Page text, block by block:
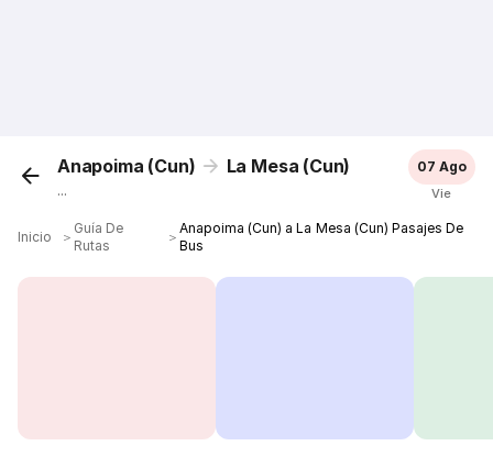
Anapoima (Cun) La Mesa (Cun)
...
07 Ago
Vie
Inicio ＞
Guía De
Rutas
＞
Anapoima (Cun) a La Mesa (Cun) Pasajes De
Bus